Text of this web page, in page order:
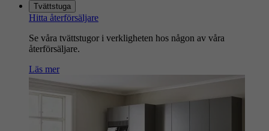
Tvättstuga
Hitta återförsäljare
Se våra tvättstugor i verkligheten hos någon av våra
återförsäljare.
Läs mer